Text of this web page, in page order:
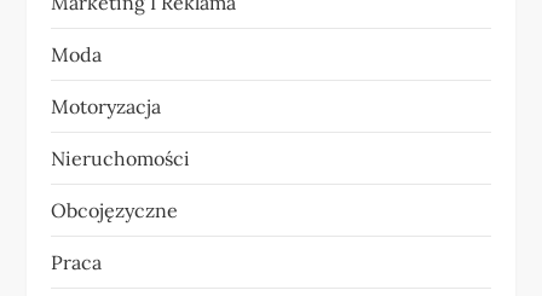
u
Moda
Motoryzacja
Nieruchomości
Obcojęzyczne
Praca